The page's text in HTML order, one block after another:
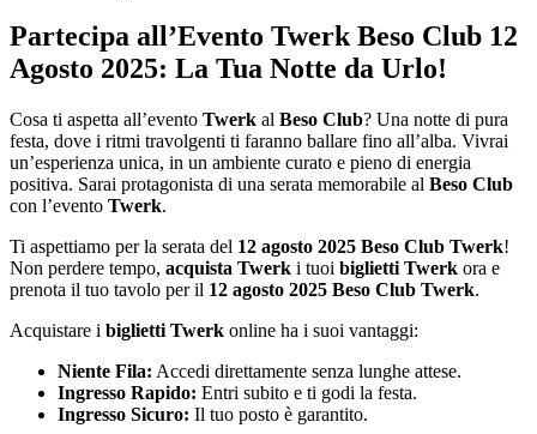
Partecipa all’Evento Twerk Beso Club 12
Agosto 2025: La Tua Notte da Urlo!
Cosa ti aspetta all’evento Twerk al Beso Club? Una notte di pura
festa, dove i ritmi travolgenti ti faranno ballare fino all’alba. Vivrai
un’esperienza unica, in un ambiente curato e pieno di energia
positiva. Sarai protagonista di una serata memorabile al Beso Club
con l’evento Twerk.
Ti aspettiamo per la serata del 12 agosto 2025 Beso Club Twerk!
Non perdere tempo, acquista Twerk i tuoi biglietti Twerk ora e
prenota il tuo tavolo per il 12 agosto 2025 Beso Club Twerk.
Acquistare i biglietti Twerk online ha i suoi vantaggi:
Niente Fila: Accedi direttamente senza lunghe attese.
Ingresso Rapido: Entri subito e ti godi la festa.
Ingresso Sicuro: Il tuo posto è garantito.